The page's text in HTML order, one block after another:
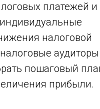
платежей и
налоговой
аудиторы
пошаговый
прибыли.